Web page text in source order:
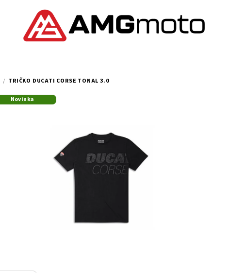
/ TRIČKO DUCATI CORSE TONAL 3.0
Novinka